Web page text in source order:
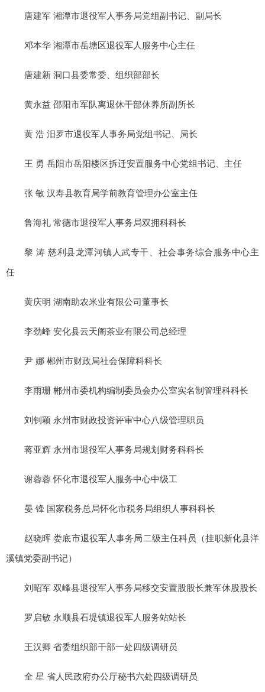
唐建军 湘潭市退役军人事务局党组副书记、副局长
邓本华 湘潭市岳塘区退役军人服务中心主任
唐建新 洞口县委常委、组织部部长
黄永益 邵阳市军队离退休干部休养所副所长
黄 浩 汨罗市退役军人事务局党组书记、局长
王 勇 岳阳市岳阳楼区拆迁安置服务中心党组书记、主任
张 敏 汉寿县教育局学前教育管理办公室主任
鲁海礼 常德市退役军人事务局双拥科科长
黎 涛 慈利县龙潭河镇人武专干、社会事务综合服务中心主
任
黄庆明 湖南助农米业有限公司董事长
李劲峰 安化县云天阁茶业有限公司总经理
尹 娜 郴州市财政局社会保障科科长
李雨珊 郴州市委机构编制委员会办公室实名制管理科科长
刘钊颖 永州市财政投资评审中心八级管理职员
蒋亚辉 永州市退役军人事务局规划财务科科长
谢蓉蓉 怀化市退役军人服务中心中级工
晏 锋 国家税务总局怀化市税务局组织人事科科长
赵晓晖 娄底市退役军人事务局二级主任科员（挂职新化县洋
溪镇党委副书记）
刘昭军 双峰县退役军人事务局移交安置股股长兼军休股股长
罗启敏 永顺县石堤镇退役军人服务站站长
王汉卿 省委组织部干部一处四级调研员
全 星 省人民政府办公厅秘书六处四级调研员